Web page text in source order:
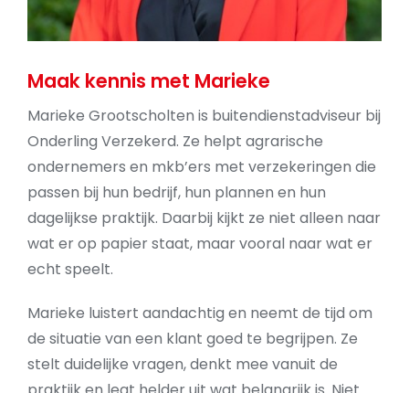
Maak kennis met Marieke
Marieke Grootscholten is buitendienstadviseur bij
Onderling Verzekerd. Ze helpt agrarische
ondernemers en mkb’ers met verzekeringen die
passen bij hun bedrijf, hun plannen en hun
dagelijkse praktijk. Daarbij kijkt ze niet alleen naar
wat er op papier staat, maar vooral naar wat er
echt speelt.
Marieke luistert aandachtig en neemt de tijd om
de situatie van een klant goed te begrijpen. Ze
stelt duidelijke vragen, denkt mee vanuit de